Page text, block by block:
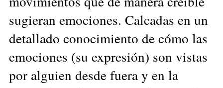
sugieran emociones. Calcadas en un
detallado conocimiento de cómo las
emociones (su expresión) son vistas
por alguien desde fuera y en la